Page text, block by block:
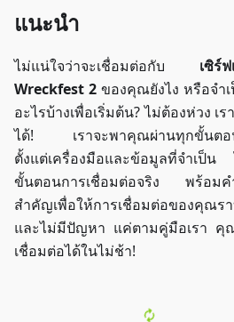
แนะนำ
ไม่แน่ใจว่าจะเชื่อมต่อกับ เซิร์
Wreckfest 2 ของคุณยังไง หรือจำ
อะไรบ้างเพื่อเริ่มต้น? ไม่ต้องห่วง เ
ได้! เราจะพาคุณผ่านทุกขั้นตอ
ตั้งแต่เครื่องมือและข้อมูลที่จำเป็น
ขั้นตอนการเชื่อมต่อจริง พร้อมค
สำคัญเพื่อให้การเชื่อมต่อของคุณร
และไม่มีปัญหา แค่ตามคู่มือเรา คุ
เชื่อมต่อได้ในไม่ช้า!